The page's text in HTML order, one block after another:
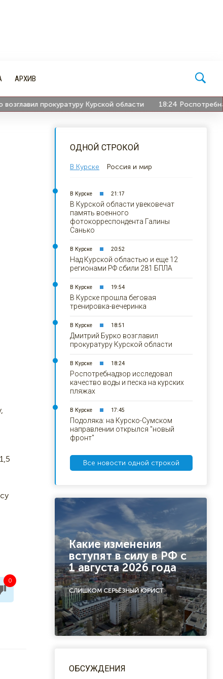
АРХИВ
прокуратуру Курской области 18:24
0
ОДНОЙ СТРОКОЙ
В Курске Россия и мир
В Курске 21:17
В Курской области увековечат
память военного
фотокорреспондента Галины
Санько
В Курске 20:52
Над Курской областью и еще 12
регионами РФ сбили 281 БПЛА
В Курске 19:54
В Курске прошла беговая
тренировка-вечеринка
В Курске 18:51
Дмитрий Бурко возглавил
прокуратуру Курской области
В Курске 18:24
Роспотребнадзор исследовал
качество воды и песка на курских
пляжах
В Курске 17:45
Подоляка: на Курско-Сумском
направлении открылся "новый
фронт"
Все новости одной строкой
Какие изменения
вступят в силу в РФ с
1 августа 2026 года
СЛИШКОМ СЕРЬЁЗНЫЙ ЮРИСТ
ОБСУЖДЕНИЯ